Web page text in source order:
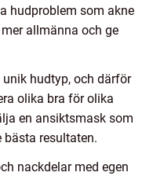
hudproblem som akne
allmänna och ge
unik hudtyp, och därför
olika bra för olika
en ansiktsmask som
resultaten.
nackdelar med egen